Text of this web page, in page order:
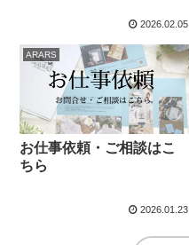
2026.02.05
ARARS
お仕事依頼・ご相談はこ
ちら
2026.01.23